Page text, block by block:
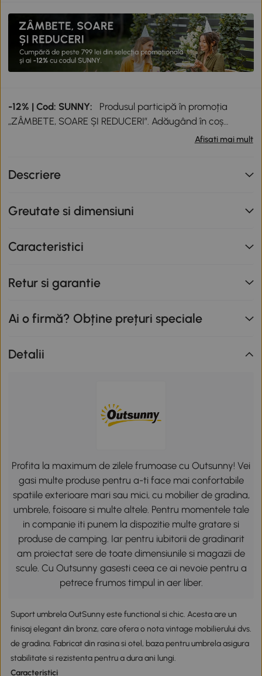
-12% | Cod: SUNNY:
Produsul participă în promoția
„ZÂMBETE, SOARE ȘI REDUCERI”. Adăugând în coș
produse participante în valoare totală de peste 799 lei,
valabilă până la data de 12.08.2026.
Afisati mai mult
Descriere
Greutate si dimensiuni
Caracteristici
Retur si garantie
Ai o firmă? Obține prețuri speciale
Detalii
Profita la maximum de zilele frumoase cu Outsunny! Vei
gasi multe produse pentru a-ti face mai confortabile
spatiile exterioare mari sau mici, cu mobilier de gradina,
umbrele, foisoare si multe altele. Pentru momentele tale
in companie iti punem la dispozitie multe gratare si
produse de camping. Iar pentru iubitorii de gradinarit
am proiectat sere de toate dimensiunile si magazii de
scule. Cu Outsunny gasesti ceea ce ai nevoie pentru a
petrece frumos timpul in aer liber.
Suport umbrela OutSunny este functional si chic. Acesta are un
finisaj elegant din bronz, care ofera o nota vintage mobilierului dvs.
de gradina. Fabricat din rasina si otel, baza pentru umbrela asigura
stabilitate si rezistenta pentru a dura ani lungi.
Caracteristici